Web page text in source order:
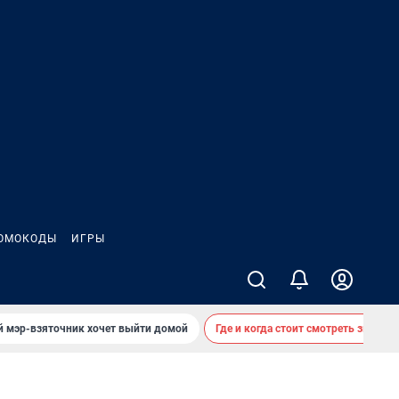
ИГРЫ
мэр-взяточник хочет выйти домой Где и когда стоит смотреть